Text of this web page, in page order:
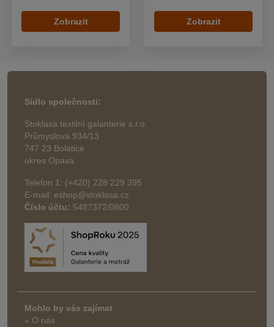
Zobrazit Zobrazit
Sídlo společnosti:
Stoklasa textilní galanterie s.r.o.
Průmyslová 934/13
747 23 Bolatice
okres Opava
Telefon 1: (+420) 228 229 395
E-mail: eshop@stoklasa.cz
Číslo účtu: 5487372/0800
Mohlo by vás zajímat
» O nás